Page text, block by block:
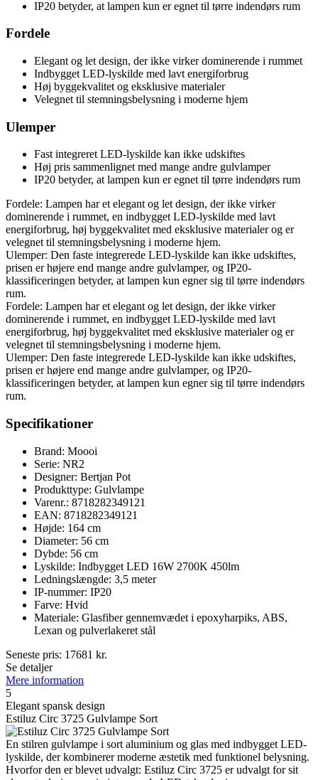
IP20 betyder, at lampen kun er egnet til tørre indendørs rum
Fordele
Elegant og let design, der ikke virker dominerende i rummet
Indbygget LED-lyskilde med lavt energiforbrug
Høj byggekvalitet og eksklusive materialer
Velegnet til stemningsbelysning i moderne hjem
Ulemper
Fast integreret LED-lyskilde kan ikke udskiftes
Høj pris sammenlignet med mange andre gulvlamper
IP20 betyder, at lampen kun er egnet til tørre indendørs rum
Fordele: Lampen har et elegant og let design, der ikke virker
dominerende i rummet, en indbygget LED-lyskilde med lavt
energiforbrug, høj byggekvalitet med eksklusive materialer og er
velegnet til stemningsbelysning i moderne hjem.
Ulemper: Den faste integrerede LED-lyskilde kan ikke udskiftes,
prisen er højere end mange andre gulvlamper, og IP20-
klassificeringen betyder, at lampen kun egner sig til tørre indendørs
rum.
Fordele: Lampen har et elegant og let design, der ikke virker
dominerende i rummet, en indbygget LED-lyskilde med lavt
energiforbrug, høj byggekvalitet med eksklusive materialer og er
velegnet til stemningsbelysning i moderne hjem.
Ulemper: Den faste integrerede LED-lyskilde kan ikke udskiftes,
prisen er højere end mange andre gulvlamper, og IP20-
klassificeringen betyder, at lampen kun egner sig til tørre indendørs
rum.
Specifikationer
Brand: Moooi
Serie: NR2
Designer: Bertjan Pot
Produkttype: Gulvlampe
Varenr.: 8718282349121
EAN: 8718282349121
Højde: 164 cm
Diameter: 56 cm
Dybde: 56 cm
Lyskilde: Indbygget LED 16W 2700K 450lm
Ledningslængde: 3,5 meter
IP-nummer: IP20
Farve: Hvid
Materiale: Glasfiber gennemvædet i epoxyharpiks, ABS,
Lexan og pulverlakeret stål
Seneste pris: 17681 kr.
Se detaljer
Mere information
5
Elegant spansk design
Estiluz Circ 3725 Gulvlampe Sort
En stilren gulvlampe i sort aluminium og glas med indbygget LED-
lyskilde, der kombinerer moderne æstetik med funktionel belysning.
Hvorfor den er blevet udvalgt: Estiluz Circ 3725 er udvalgt for sit